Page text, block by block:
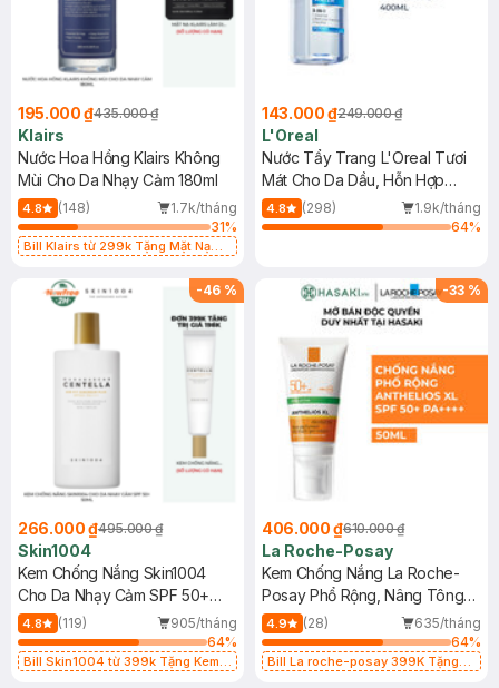
195.000 ₫435.000 ₫
Klairs
Nước Hoa Hồng Klairs Không
Mùi Cho Da Nhạy Cảm 180ml
4.8 (148)
1.7k/tháng
31%
Bill Klairs từ 299k Tặng Mặt Nạ
25ml (SL Có Hạn)
143.000 ₫249.000 ₫
L'Oreal
Nước Tẩy Trang L'Oreal Tươi
Mát Cho Da Dầu, Hỗn Hợp
400ml
4.8 (298)
1.9k/tháng
64%
-46 %
266.000 ₫495.000 ₫
Skin1004
Kem Chống Nắng Skin1004
Cho Da Nhạy Cảm SPF 50+
50ml
4.8 (119)
905/tháng
64%
Bill Skin1004 từ 399k Tặng Kem
-33 %
406.000 ₫610.000 ₫
La Roche-Posay
Kem Chống Nắng La Roche-
Posay Phổ Rộng, Nâng Tông
Kiềm Dầu 50ml
4.9 (28)
635/tháng
64%
Bill La roche-posay 399K Tặng